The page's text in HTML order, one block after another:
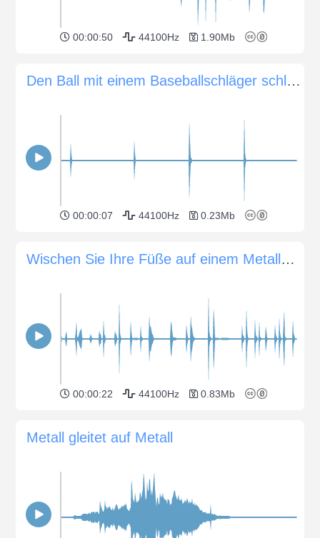
00:00:50 44100Hz 1.90Mb
Den Ball mit einem Baseballschläger schlagen
00:00:07 44100Hz 0.23Mb
Wischen Sie Ihre Füße auf einem Metallgrill
00:00:22 44100Hz 0.83Mb
Metall gleitet auf Metall